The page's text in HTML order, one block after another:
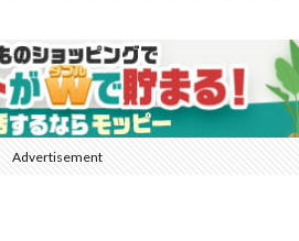
Advertisement